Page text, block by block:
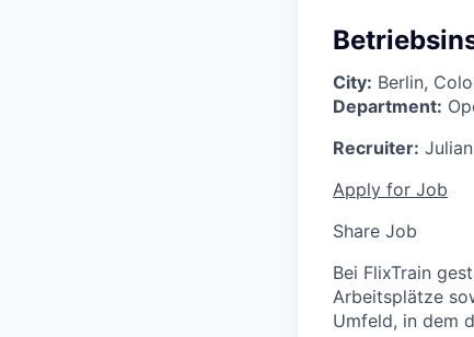
City: Berlin,
Department:
Recruiter:
Apply for Job
Share Job
Bei FlixTrain
Arbeitsplätze
Umfeld, in dem